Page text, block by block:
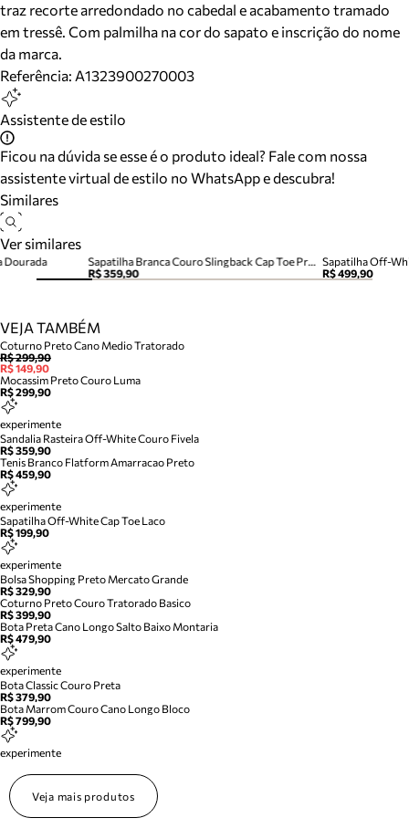
traz recorte arredondado no cabedal e acabamento tramado
em tressê. Com palmilha na cor do sapato e inscrição do nome
da marca.
Referência: A1323900270003
Assistente de estilo
Ficou na dúvida se esse é o produto ideal? Fale com nossa
assistente virtual de estilo no WhatsApp e descubra!
Similares
Ver similares
Sapatilha Branca Couro Slingback Cap Toe Preto
R$ 359,90
Sapatilha Off-
R$ 499,90
Dourada
VEJA TAMBÉM
Coturno Preto Cano Medio Tratorado
R$ 299,90
R$ 149,90
Mocassim Preto Couro Luma
R$ 299,90
experimente
Sandalia Rasteira Off-White Couro Fivela
R$ 359,90
Tenis Branco Flatform Amarracao Preto
R$ 459,90
experimente
Sapatilha Off-White Cap Toe Laco
R$ 199,90
experimente
Bolsa Shopping Preto Mercato Grande
R$ 329,90
Coturno Preto Couro Tratorado Basico
R$ 399,90
Bota Preta Cano Longo Salto Baixo Montaria
R$ 479,90
experimente
Bota Classic Couro Preta
R$ 379,90
Bota Marrom Couro Cano Longo Bloco
R$ 799,90
experimente
Veja mais produtos